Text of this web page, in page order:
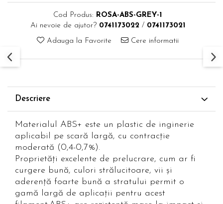
Cod Produs: ROSA-ABS-GREY-1
Ai nevoie de ajutor? 0741173022 / 0741173021
Adauga la Favorite Cere informatii
Descriere
Materialul ABS+ este un plastic de inginerie
aplicabil pe scară largă, cu contracție
moderată (0,4-0,7%).
Proprietăți excelente de prelucrare, cum ar fi
curgere bună, culori strălucitoare, vii și
aderență foarte bună a stratului permit o
gamă largă de aplicații pentru acest